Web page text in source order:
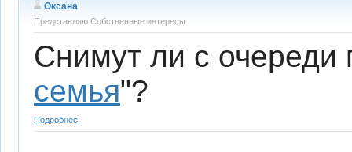
Оксана
Представляю Собственные интересы
Снимут ли с очереди
семья"?
Подробнее